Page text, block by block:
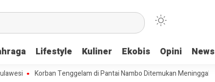
Lifestyle Kuliner Ekobis Opini News
Korban Tenggelam di Pantai Nambo Ditemukan Meninggal Dunia